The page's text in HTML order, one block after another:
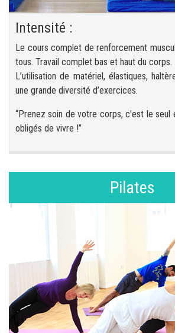
Intensité :
Le cours complet de renforcement
tous. Travail complet bas et haut du corps.
L’utilisation de matériel, élastiques,
une grande diversité d’exercices.
“Prenez soin de votre corps, c'est le seul
obligés de vivre !”
Pilates